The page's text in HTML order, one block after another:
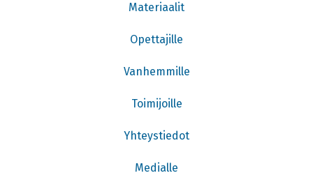
Materiaalit
Opettajille
Vanhemmille
Toimijoille
Yhteystiedot
Medialle